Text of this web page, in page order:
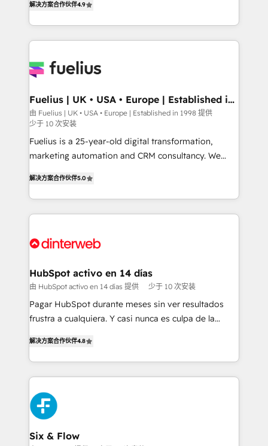
'𝗖𝗼𝗻𝘁𝗮𝗰𝘁 𝗯𝘂𝘀𝗶𝗻𝗲𝘀𝘀' button to get in touch (𝘸𝘦'𝘳𝘦
𝘴𝘶𝘱𝘦𝘳 𝘳𝘦𝘴𝘱𝘰𝘯𝘴𝘪𝘷𝘦)
implement the platform into complex business
environments, optimise what you've got and make
sure you can actually use it, build your website in
for you and execute it on HubSpot. We are on the
framework, meaning we've been accredited by
HubSpot and vetted by the CCS, which means we
can support public sector companies as well the
other ones listed in our profile. Our services: -
HubSpot implementation - HubSpot CMS website
is there for you to: - Grow revenue, and run your
business more efficiently - Build stronger
relationships with customers - Make better
more people - Get the most out of your HubSpot
解决方案合作伙伴4.9
Fuelius | UK • USA • Europe | Established in
1998
由 Fuelius | UK • USA • Europe | Established in 1998 提供
少于 10 次安装
Fuelius is a 25-year-old digital transformation,
marketing automation and CRM consultancy. We
maximise their return from digital and fuel their
growth. We modernise platforms, streamline
operations that are causing inefficiencies, improve
supercharge revenue operations Key services: • CRM
Transformation / Web Development • RevOps &
Sales Consulting • Marketing Automation What
makes us different? 🚀 Top 0.5% of global HubSpot
agencies ⚙️ The strongest technical ability and
partners who will embed ourselves into your
business, processes and systems 🏢 We specialise in
complex use cases 🏆 CRM Implementation,
Platform Enablement, Custom Integration and
Certified
解决方案合作伙伴5.0
HubSpot activo en 14 días
由 HubSpot activo en 14 días 提供 少于 10 次安装
Pagar HubSpot durante meses sin ver resultados
frustra a cualquiera. Y casi nunca es culpa de la
implementó. Trabajamos con un catálogo de +80
casos de uso: cada uno resuelve un problema
concreto de tu operación en HubSpot. La entrega
toma de 1 a 3 semanas por caso, abordamos varios
en paralelo cuando tiene sentido, y siempre
confirmamos resultados antes de seguir avanzando.
Empiezas a ver resultados antes de que termine el
解决方案合作伙伴4.8
Six & Flow